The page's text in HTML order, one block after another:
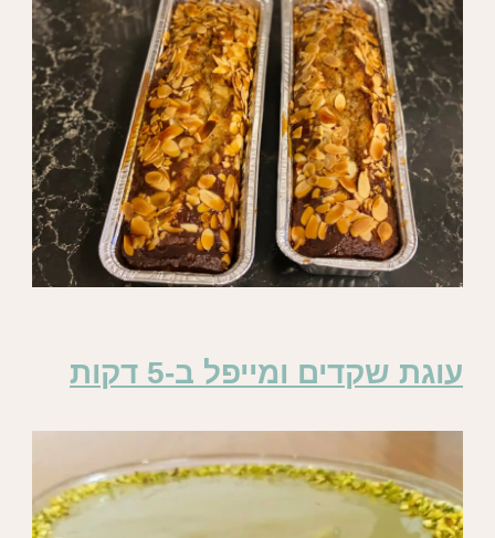
עוגת שקדים ומייפל ב-5 דקות